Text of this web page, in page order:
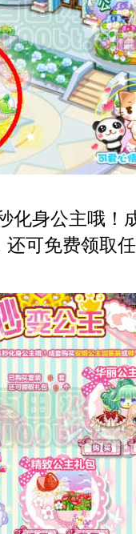
化身公主哦！
可免费领取